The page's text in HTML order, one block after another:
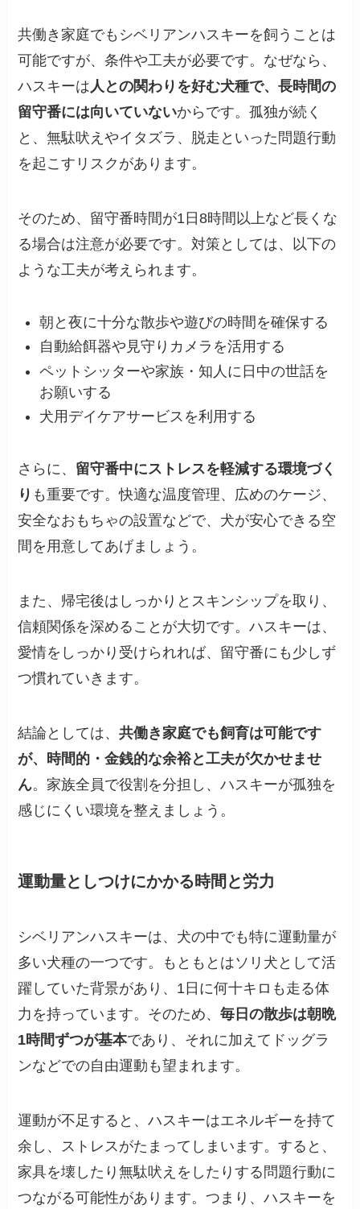
共働き家庭でもシベリアンハスキーを飼うことは
可能ですが、条件や工夫が必要です。なぜなら、
ハスキーは人との関わりを好む犬種で、長時間の
留守番には向いていないからです。孤独が続く
と、無駄吠えやイタズラ、脱走といった問題行動
を起こすリスクがあります。
そのため、留守番時間が1日8時間以上など長くな
る場合は注意が必要です。対策としては、以下の
ような工夫が考えられます。
朝と夜に十分な散歩や遊びの時間を確保する
自動給餌器や見守りカメラを活用する
ペットシッターや家族・知人に日中の世話を
お願いする
犬用デイケアサービスを利用する
さらに、 留守番中にストレスを軽減する環境づく
り も重要です。快適な温度管理、広めのケージ、
安全なおもちゃの設置などで、犬が安心できる空
間を用意してあげましょう。
また、帰宅後はしっかりとスキンシップを取り、
信頼関係を深めることが大切です。ハスキーは、
愛情をしっかり受けられれば、留守番にも少しず
つ慣れていきます。
結論としては、共働き家庭でも飼育は可能です
が、時間的・金銭的な余裕と工夫が欠かせませ
ん。家族全員で役割を分担し、ハスキーが孤独を
感じにくい環境を整えましょう。
運動量としつけにかかる時間と労力
シベリアンハスキーは、犬の中でも特に運動量が
多い犬種の一つです。もともとはソリ犬として活
躍していた背景があり、1日に何十キロも走る体
力を持っています。そのため、毎日の散歩は朝晩
1時間ずつが基本であり、それに加えてドッグラ
ンなどでの自由運動も望まれます。
運動が不足すると、ハスキーはエネルギーを持て
余し、ストレスがたまってしまいます。すると、
家具を壊したり無駄吠えをしたりする問題行動に
つながる可能性があります。つまり、ハスキーを